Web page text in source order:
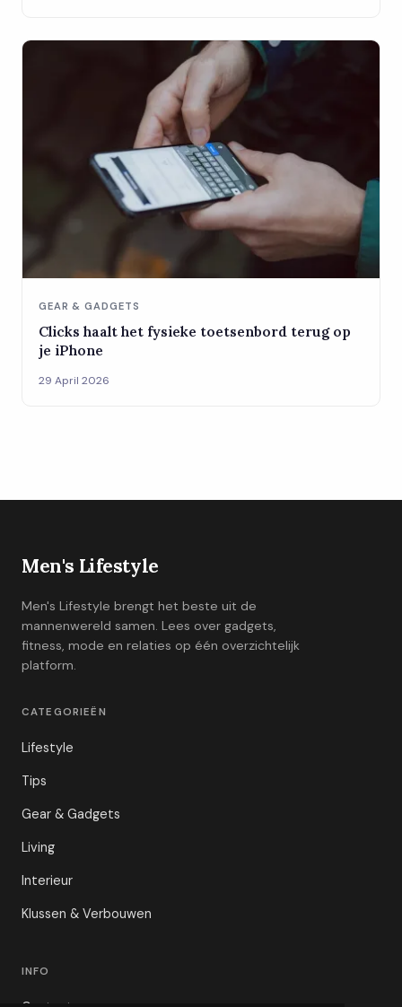
GEAR & GADGETS
Clicks haalt het fysieke toetsenbord terug op
je iPhone
29 April 2026
Men's Lifestyle
Men's Lifestyle brengt het beste uit de
mannenwereld samen. Lees over gadgets,
fitness, mode en relaties op één overzichtelijk
platform.
CATEGORIEËN
Lifestyle
Tips
Gear & Gadgets
Living
Interieur
Klussen & Verbouwen
INFO